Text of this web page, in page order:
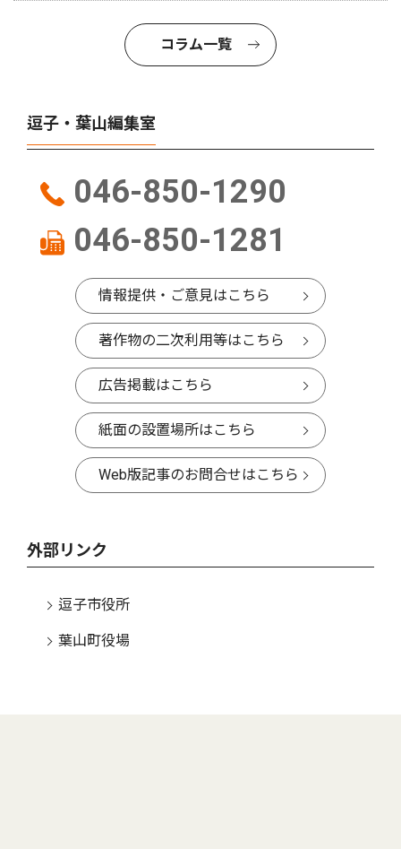
コラム一覧
逗子・葉山編集室
046-850-1290
046-850-1281
情報提供・ご意見はこちら
著作物の二次利用等はこちら
広告掲載はこちら
紙面の設置場所はこちら
Web版記事のお問合せはこちら
外部リンク
逗子市役所
葉山町役場